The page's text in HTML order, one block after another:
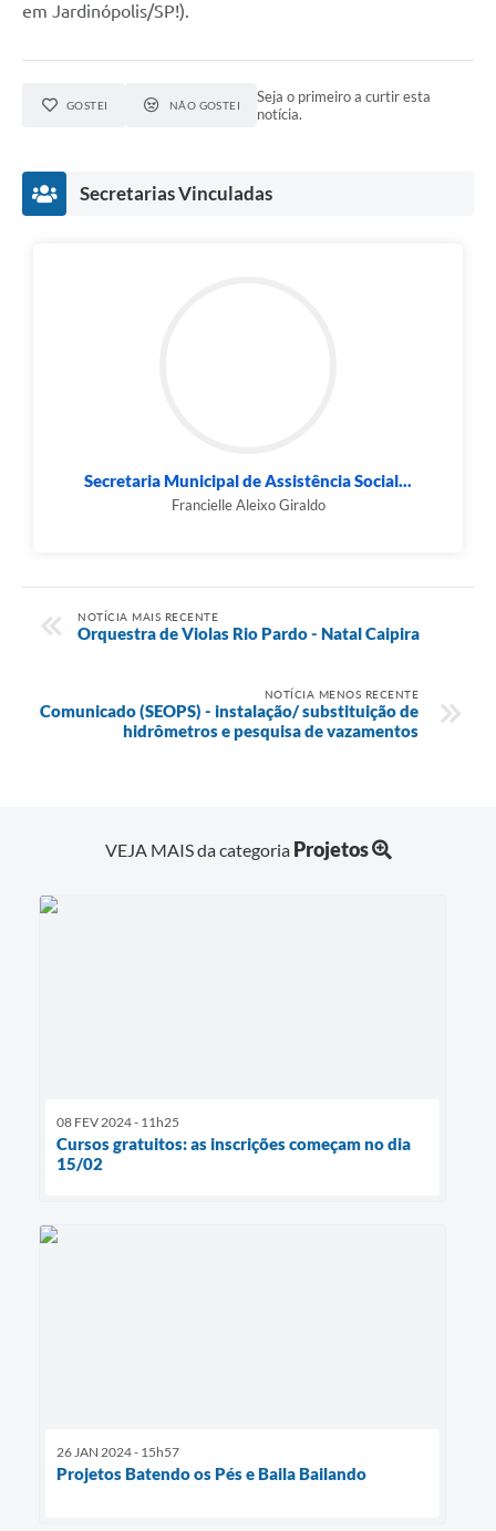
em Jardinópolis/SP!).
GOSTEI NÃO GOSTEI
Seja o primeiro a curtir esta
notícia.
Secretarias Vinculadas
Secretaria Municipal de Assistência Social...
Francielle Aleixo Giraldo
NOTÍCIA MAIS RECENTE
Orquestra de Violas Rio Pardo - Natal Caipira
NOTÍCIA MENOS RECENTE
Comunicado (SEOPS) - instalação/ substituição de
hidrômetros e pesquisa de vazamentos
VEJA MAIS da categoria Projetos
08 FEV 2024 - 11h25
Cursos gratuitos: as inscrições começam no dia
15/02
26 JAN 2024 - 15h57
Projetos Batendo os Pés e Baila Bailando